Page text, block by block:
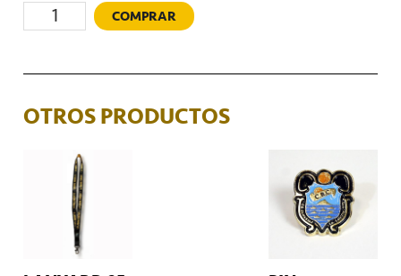
Cantidad COMPRAR
OTROS PRODUCTOS